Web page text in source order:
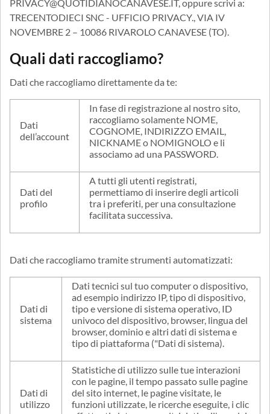
PRIVACY@QUOTIDIANOCANAVESE.IT, oppure scrivi a:
TRECENTODIECI SNC - UFFICIO PRIVACY., VIA IV
NOVEMBRE 2 – 10086 RIVAROLO CANAVESE (TO).
Quali dati raccogliamo?
Dati che raccogliamo direttamente da te:
Dati
dell’account
In fase di registrazione al nostro sito,
raccogliamo solamente NOME,
COGNOME, INDIRIZZO EMAIL,
NICKNAME o NOMIGNOLO e li
associamo ad una PASSWORD.
Dati del
profilo
A tutti gli utenti registrati,
permettiamo di inserire degli articoli
tra i preferiti, per una consultazione
facilitata successiva.
Dati che raccogliamo tramite strumenti automatizzati:
Dati di
sistema
Dati tecnici sul tuo computer o dispositivo,
ad esempio indirizzo IP, tipo di dispositivo,
tipo e versione di sistema operativo, ID
univoco del dispositivo, browser, lingua del
browser, dominio e altri dati di sistema e
tipo di piattaforma ("Dati di sistema).
Dati di
utilizzo
Statistiche di utilizzo sulle tue interazioni
con le pagine, il tempo passato sulle pagine
del sito internet, le pagine visitate, le
funzioni utilizzate, le ricerche eseguite, i clic